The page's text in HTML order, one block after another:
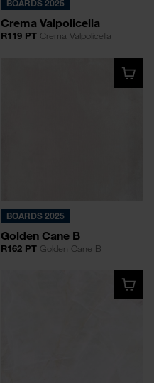
BOARDS 2025
Crema Valpolicella
R119 PTCrema Valpolicella
BOARDS 2025
Golden Cane B
R162 PTGolden Cane B